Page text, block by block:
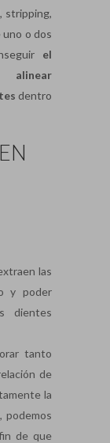
stripping,
o dos
el
dentro
las
y poder
dientes
tanto
de
la
podemos
de que